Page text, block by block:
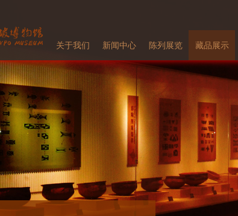
关于我们 新闻中心 陈列展览 藏品展示